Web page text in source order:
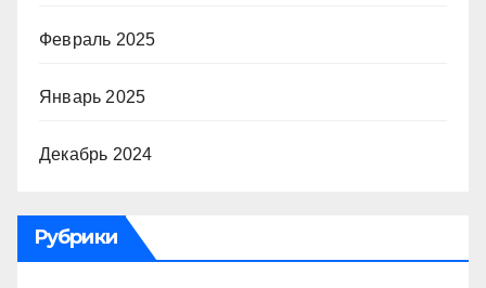
Февраль 2025
Январь 2025
Декабрь 2024
Рубрики